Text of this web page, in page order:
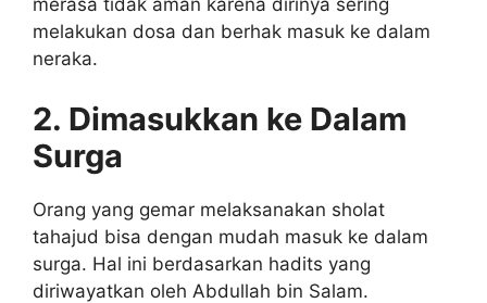
merasa tidak aman karena dirinya sering
melakukan dosa dan berhak masuk ke dalam
neraka.
2. Dimasukkan ke Dalam
Surga
Orang yang gemar melaksanakan sholat
tahajud bisa dengan mudah masuk ke dalam
surga. Hal ini berdasarkan hadits yang
diriwayatkan oleh Abdullah bin Salam.